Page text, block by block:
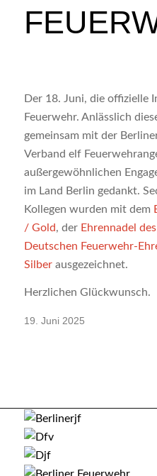
Der 18. Juni, die offizielle
Feuerwehr. Anlässlich
gemeinsam mit der
Verband elf
außergewöhnlichen
im Land Berlin gedankt.
Kollegen wurden mit dem
/ Gold, der Ehrennadel
Deutschen Feuerwehr-
Silberausgezeichnet.
Herzlichen Glückwunsch.
19. Juni 2025